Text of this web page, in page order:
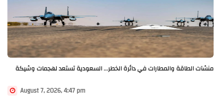
منشآت الطاقة والمطارات في دائرة الخطر... السعودية تستعد لهجمات وشيكة
August 7, 2026, 4:47 pm